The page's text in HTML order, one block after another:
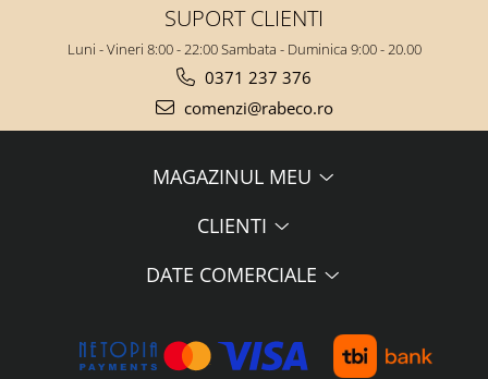
SUPORT CLIENTI
Luni - Vineri 8:00 - 22:00 Sambata - Duminica 9:00 - 20.00
0371 237 376
comenzi@rabeco.ro
MAGAZINUL MEU
CLIENTI
DATE COMERCIALE